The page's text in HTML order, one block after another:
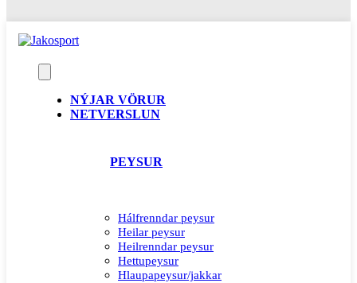
NÝJAR VÖRUR
NETVERSLUN
PEYSUR
Hálfrenndar peysur
Heilar peysur
Heilrenndar peysur
Hettupeysur
Hlaupapeysur/jakkar